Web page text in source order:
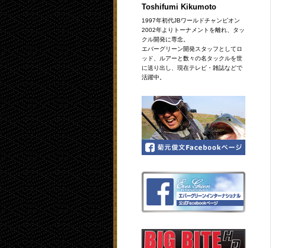
Toshifumi Kikumoto
1997年初代JBワールドチャンピオン
2002年よりトーナメントを離れ、タッ
クル開発に専念。
エバーグリーン開発スタッフとしてロ
ッド、ルアーと数々の名タックルを世
に送り出し、現在テレビ・雑誌などで
活躍中。